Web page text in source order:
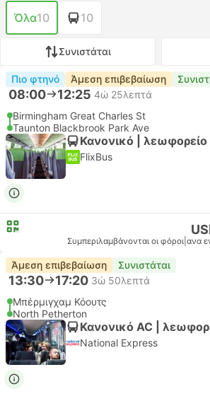
Όλα10 10
Συνιστάται
Πιο φτηνό Άμεση επιβεβαίωση
08:00 12:25 4ώ 25λεπτά
Birmingham Great Charles St
Taunton Blackbrook Park Ave
Κανονικό | λεωφορείο
FlixBus
Συμπεριλαμβάνονται οι φόροι ανα
Άμεση επιβεβαίωση Συνιστάται
13:30 17:20 3ώ 50λεπτά
Μπέρμιγχαμ Κόουτς
North Petherton
Κανονικό AC |
National Express